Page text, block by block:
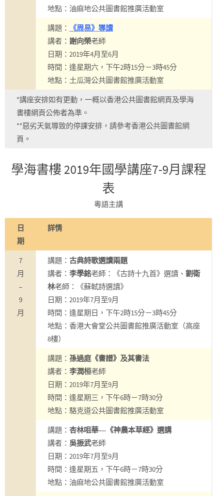
地點：油麻地公共圖書館推廣活動室
講題：
《周易》導讀
講者： 謝向榮老師
日期：2019年4月至6月
時間：逢星期六，下午2時15分－3時45分
地點：土瓜灣公共圖書館推廣活動室
*講座安排如有更動，一概以香港公共圖書館網頁及學海
書樓網頁公佈者為準。
**惡劣天氣導致的停課安排，請參考香港公共圖書館網
頁。
學海書樓 2019年國學講座7-9月課程
表
粵語主講
日
期
詳情
7
月
–
9
月
講題： 古典詩歌選讀兩題
講者： 李學銘老師：《古詩十九首》選讀、 劉衛
林老師：《蘇軾詩選讀》
日期：2019年7月至9月
時間：逢星期日，下午2時15分－3時45分
地點：香港大會堂公共圖書館推廣活動室（高座
8樓）
講題： 孫過庭《書譜》及其書法
講者： 李潤桓老師
日期：2019年7月至9月
時間：逢星期三，下午6時－7時30分
地點：駱克道公共圖書館推廣活動室
講題： 杏林咀華‒‒《神農本草經》選講
講者： 吳振武老師
日期：2019年7月至9月
時間：逢星期五，下午6時－7時30分
地點：油麻地公共圖書館推廣活動室